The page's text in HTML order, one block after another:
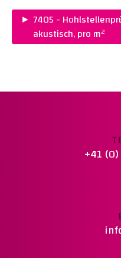
► 7405 -
akustisch, pro m²
+41